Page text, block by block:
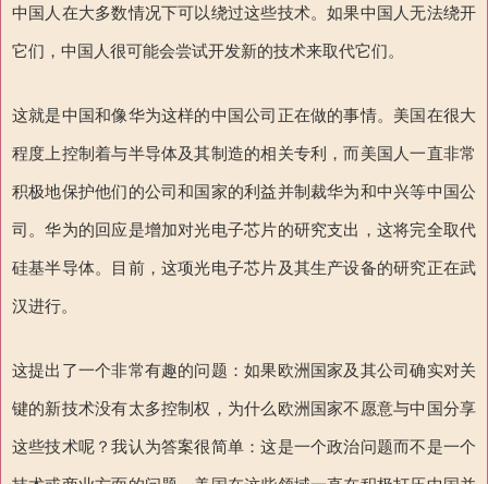
中国人在大多数情况下可以绕过这些技术。如果中国人无法绕开
它们，中国人很可能会尝试开发新的技术来取代它们。
这就是中国和像华为这样的中国公司正在做的事情。美国在很大
程度上控制着与半导体及其制造的相关专利，而美国人一直非常
积极地保护他们的公司和国家的利益并制裁华为和中兴等中国公
司。华为的回应是增加对光电子芯片的研究支出，这将完全取代
硅基半导体。目前，这项光电子芯片及其生产设备的研究正在武
汉进行。
这提出了一个非常有趣的问题：如果欧洲国家及其公司确实对关
键的新技术没有太多控制权，为什么欧洲国家不愿意与中国分享
这些技术呢？我认为答案很简单：这是一个政治问题而不是一个